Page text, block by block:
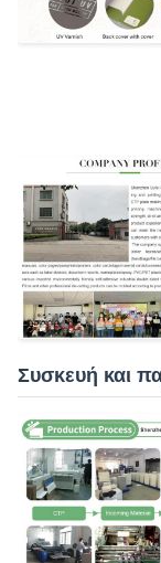
Συσκευή και